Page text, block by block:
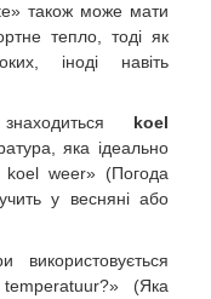
також може мати
тепло, тоді як
іноді навіть
koel
яка ідеально
koel weer» (Погода
у весняні або
використовується
(Яка